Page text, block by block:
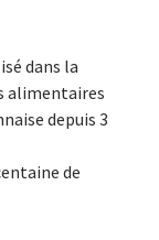
dans la
alimentaires
depuis 3
de